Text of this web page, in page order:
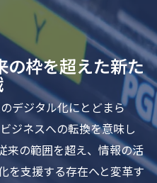
の枠を超えた新た
デジタル化にとどまら
ジネスへの転換を意味し
来の範囲を超え、情報の活
を支援する存在へと変革す